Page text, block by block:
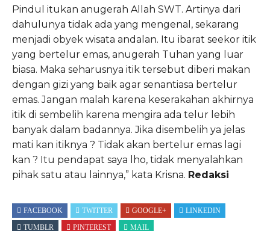
Pindul itukan anugerah Allah SWT. Artinya dari
dahulunya tidak ada yang mengenal, sekarang
menjadi obyek wisata andalan. Itu ibarat seekor itik
yang bertelur emas, anugerah Tuhan yang luar
biasa. Maka seharusnya itik tersebut diberi makan
dengan gizi yang baik agar senantiasa bertelur
emas. Jangan malah karena keserakahan akhirnya
itik di sembelih karena mengira ada telur lebih
banyak dalam badannya. Jika disembelih ya jelas
mati kan itiknya ? Tidak akan bertelur emas lagi
kan ? Itu pendapat saya lho, tidak menyalahkan
pihak satu atau lainnya,” kata Krisna. Redaksi
FACEBOOK TWITTER GOOGLE+
LINKEDIN
TUMBLR
PINTEREST MAIL